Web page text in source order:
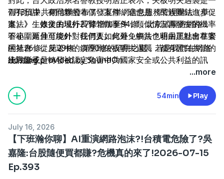
個有預謀、有同夥的非偶發案件，這也是《民族團結進步促
進法》生效後的域外長臂管轄事件，類似情況再發生的機率
不小，而且可能針對任何人。此外，中共也藉由黑社會在管
理社會，從反送中的鎮壓到矢板明夫遇襲，都有黑白共治的
統戰影子。
7月3日中共網信辦發布了《互聯網信息服務管理辦法（草
案）》，條文由現行27條增加至94條，北京試圖將網路監
管範圍延伸至境外，我們要如何避免觸法？明居正點出草案
的第26條、第29條、第90條的陷阱之處，若是我們在網路
上評論或是轉發被認定危害中共國家安全或公共利益的訊
息，可能都已觸法，正因為法律的文字與範圍模糊，會讓大
--
Hosting provided bySoundOn
...more
54min Play
July 16, 2026
【下班瀚你聊】AI重演網路泡沫?!台積電危險了?吳
嘉隆:台股隨便買都賺?危機真的來了!2026-07-15
Ep.393